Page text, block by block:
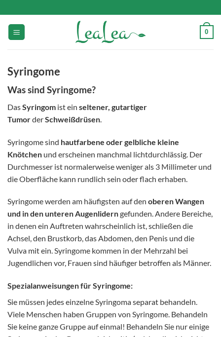
Inhalt
springen
0
Syringome
Was sind Syringome?
DasSyringom ist ein seltener, gutartiger
TumorderSchweißdrüsen
Syringome sind hautfarbene oder gelbliche kleine
Knötchen und erscheinen manchmal lichtdurchlässig. Der
Durchmesser ist normalerweise weniger als 3 Millimeter und
die Oberfläche kann rundlich sein oder flach erhaben.
Syringome werden am häufigsten auf den oberen Wangen
und in den unteren Augenliderngefunden. Andere Bereiche,
in denen ein Auftreten wahrscheinlich ist, schließen die
Achsel, den Brustkorb, das Abdomen, den Penis und die
Vulva mit ein. Syringome kommen in der Mehrzahl bei
Jugendlichen vor, Frauen sind häufiger betroffen als Männer.
Spezialanweisungen für Syringome:
Sie müssen jedes einzelne Syringoma separat behandeln.
Viele Menschen haben Gruppen von Syringome. Behandeln
Sie keine ganze Gruppe auf einmal! Behandeln Sie nur einige